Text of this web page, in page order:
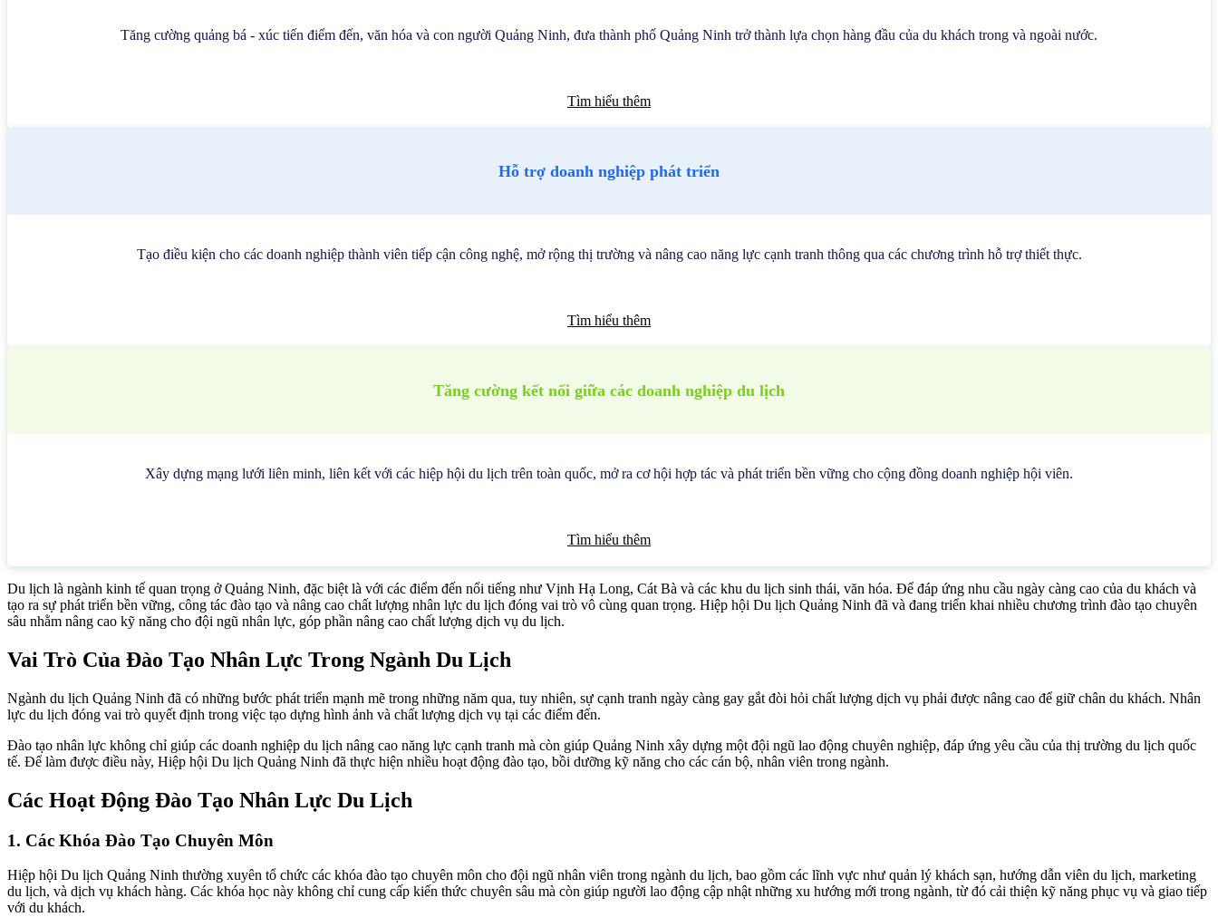
Tăng cường quảng bá - xúc tiến điểm đến, văn hóa và con người Quảng Ninh, đưa thành phố Quảng Ninh trở thành lựa chọn hàng đầu của du khách trong và ngoài nước.
Tìm hiểu thêm
Hỗ trợ doanh nghiệp phát triển
Tạo điều kiện cho các doanh nghiệp thành viên tiếp cận công nghệ, mở rộng thị trường và nâng cao năng lực cạnh tranh thông qua các chương trình hỗ trợ thiết thực.
Tìm hiểu thêm
Tăng cường kết nối giữa các doanh nghiệp du lịch
Xây dựng mạng lưới liên minh, liên kết với các hiệp hội du lịch trên toàn quốc, mở ra cơ hội hợp tác và phát triển bền vững cho cộng đồng doanh nghiệp hội viên.
Tìm hiểu thêm
Du lịch là ngành kinh tế quan trọng ở Quảng Ninh, đặc biệt là với các điểm đến nổi tiếng như Vịnh Hạ Long, Cát Bà và các khu du lịch sinh thái, văn hóa. Để đáp ứng nhu cầu ngày càng cao của du khách và
tạo ra sự phát triển bền vững, công tác đào tạo và nâng cao chất lượng nhân lực du lịch đóng vai trò vô cùng quan trọng. Hiệp hội Du lịch Quảng Ninh đã và đang triển khai nhiều chương trình đào tạo chuyên
sâu nhằm nâng cao kỹ năng cho đội ngũ nhân lực, góp phần nâng cao chất lượng dịch vụ du lịch.
Vai Trò Của Đào Tạo Nhân Lực Trong Ngành Du Lịch
Ngành du lịch Quảng Ninh đã có những bước phát triển mạnh mẽ trong những năm qua, tuy nhiên, sự cạnh tranh ngày càng gay gắt đòi hỏi chất lượng dịch vụ phải được nâng cao để giữ chân du khách. Nhân
lực du lịch đóng vai trò quyết định trong việc tạo dựng hình ảnh và chất lượng dịch vụ tại các điểm đến.
Đào tạo nhân lực không chỉ giúp các doanh nghiệp du lịch nâng cao năng lực cạnh tranh mà còn giúp Quảng Ninh xây dựng một đội ngũ lao động chuyên nghiệp, đáp ứng yêu cầu của thị trường du lịch quốc
tế. Để làm được điều này, Hiệp hội Du lịch Quảng Ninh đã thực hiện nhiều hoạt động đào tạo, bồi dưỡng kỹ năng cho các cán bộ, nhân viên trong ngành.
Các Hoạt Động Đào Tạo Nhân Lực Du Lịch
1. Các Khóa Đào Tạo Chuyên Môn
Hiệp hội Du lịch Quảng Ninh thường xuyên tổ chức các khóa đào tạo chuyên môn cho đội ngũ nhân viên trong ngành du lịch, bao gồm các lĩnh vực như quản lý khách sạn, hướng dẫn viên du lịch, marketing
du lịch, và dịch vụ khách hàng. Các khóa học này không chỉ cung cấp kiến thức chuyên sâu mà còn giúp người lao động cập nhật những xu hướng mới trong ngành, từ đó cải thiện kỹ năng phục vụ và giao tiếp
với du khách.